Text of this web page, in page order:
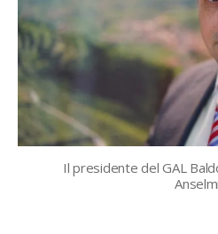
Il presidente del GAL